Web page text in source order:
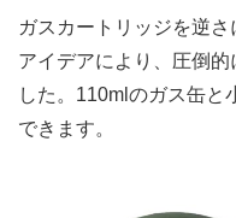
ガスカートリッジを逆
アイデアにより、圧倒
した。110mlのガス缶と
できます。